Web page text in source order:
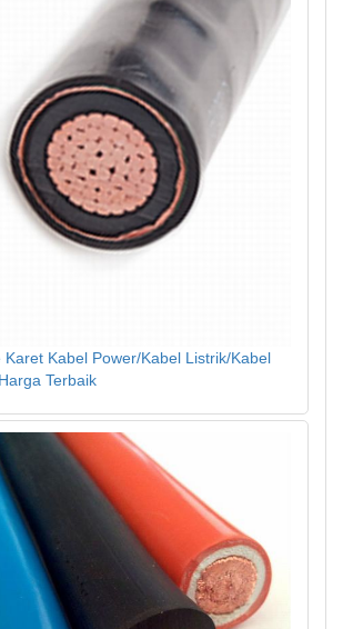
Kabel Power/Kabel Listrik/Kabel
Terbaik